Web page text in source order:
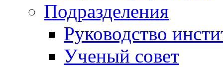
Подразделения
Руководство
Ученый совет